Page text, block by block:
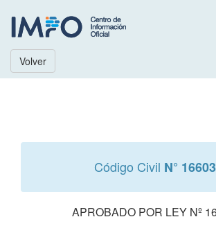
Volver
Código Civil N° 16603
APROBADO POR LEY Nº